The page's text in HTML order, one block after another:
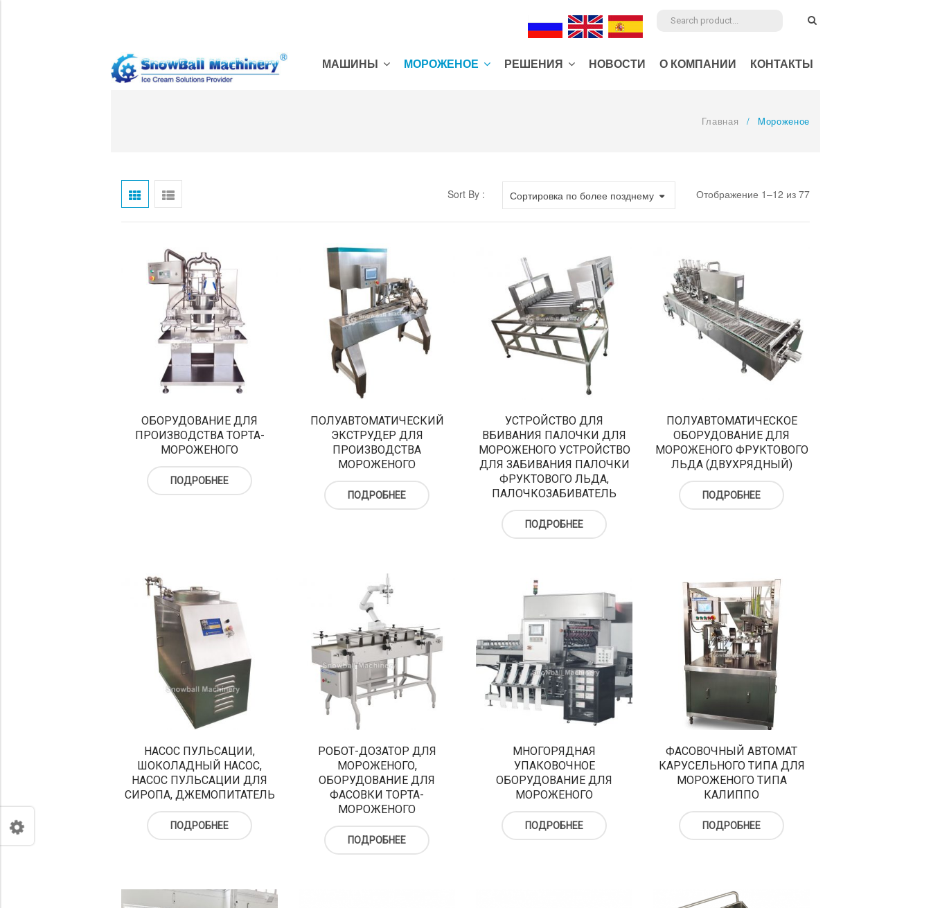
МАШИНЫ MОРОЖЕНОЕ РЕШЕНИЯ НОВОСТИ О КОМПАНИИ КОНТАКТЫ
Главная / Mороженое
Отображение 1–12 из 77
Sort By : Сортировка по более позднему
ОБОРУДОВАНИЕ ДЛЯ
ПРОИЗВОДСТВА ТОРТА-
МОРОЖЕНОГО
ПОДРОБНЕЕ
ПОЛУАВТОМАТИЧЕСКИЙ
ЭКСТРУДЕР ДЛЯ
ПРОИЗВОДСТВА
МОРОЖЕНОГО
ПОДРОБНЕЕ
УСТРОЙСТВО ДЛЯ
ВБИВАНИЯ ПАЛОЧКИ ДЛЯ
МОРОЖЕНОГО УСТРОЙСТВО
ДЛЯ ЗАБИВАНИЯ ПАЛОЧКИ
ФРУКТОВОГО ЛЬДА,
ПАЛОЧКОЗАБИВАТЕЛЬ
ПОДРОБНЕЕ
ПОЛУАВТОМАТИЧЕСКОЕ
ОБОРУДОВАНИЕ ДЛЯ
МОРОЖЕНОГО ФРУКТОВОГО
ЛЬДА (ДВУХРЯДНЫЙ)
ПОДРОБНЕЕ
НАСОС ПУЛЬСАЦИИ,
ШОКОЛАДНЫЙ НАСОС,
НАСОС ПУЛЬСАЦИИ ДЛЯ
СИРОПА, ДЖЕМОПИТАТЕЛЬ
ПОДРОБНЕЕ
РОБОТ-ДОЗАТОР ДЛЯ
МОРОЖЕНОГО,
ОБОРУДОВАНИЕ ДЛЯ
ФАСОВКИ ТОРТА-
МОРОЖЕНОГО
ПОДРОБНЕЕ
МНОГОРЯДНАЯ
УПАКОВОЧНОЕ
ОБОРУДОВАНИЕ ДЛЯ
МОРОЖЕНОГО
ПОДРОБНЕЕ
ФАСОВОЧНЫЙ АВТОМАТ
КАРУСЕЛЬНОГО ТИПА ДЛЯ
МОРОЖЕНОГО ТИПА
КАЛИППО
ПОДРОБНЕЕ